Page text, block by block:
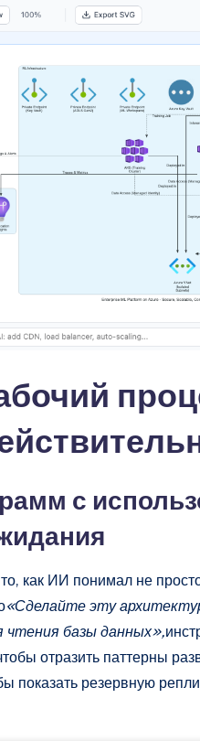
с
как ИИ понимал не
«Сделайте эту
чтения базы данных»,
отразить паттерны
показать резервную